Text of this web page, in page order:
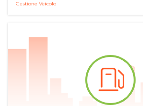
Gestione Veicolo